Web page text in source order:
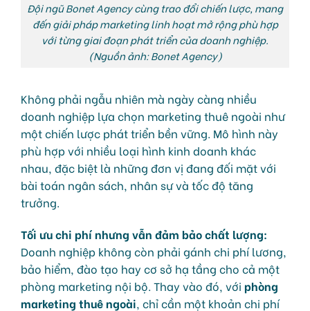
Đội ngũ Bonet Agency cùng trao đổi chiến lược, mang
đến giải pháp marketing linh hoạt mở rộng phù hợp
với từng giai đoạn phát triển của doanh nghiệp.
(Nguồn ảnh: Bonet Agency)
Không phải ngẫu nhiên mà ngày càng nhiều
doanh nghiệp lựa chọn marketing thuê ngoài như
một chiến lược phát triển bền vững. Mô hình này
phù hợp với nhiều loại hình kinh doanh khác
nhau, đặc biệt là những đơn vị đang đối mặt với
bài toán ngân sách, nhân sự và tốc độ tăng
trưởng.
Tối ưu chi phí nhưng vẫn đảm bảo chất lượng:
Doanh nghiệp không còn phải gánh chi phí lương,
bảo hiểm, đào tạo hay cơ sở hạ tầng cho cả một
phòng marketing nội bộ. Thay vào đó, với phòng
marketing thuê ngoài, chỉ cần một khoản chi phí